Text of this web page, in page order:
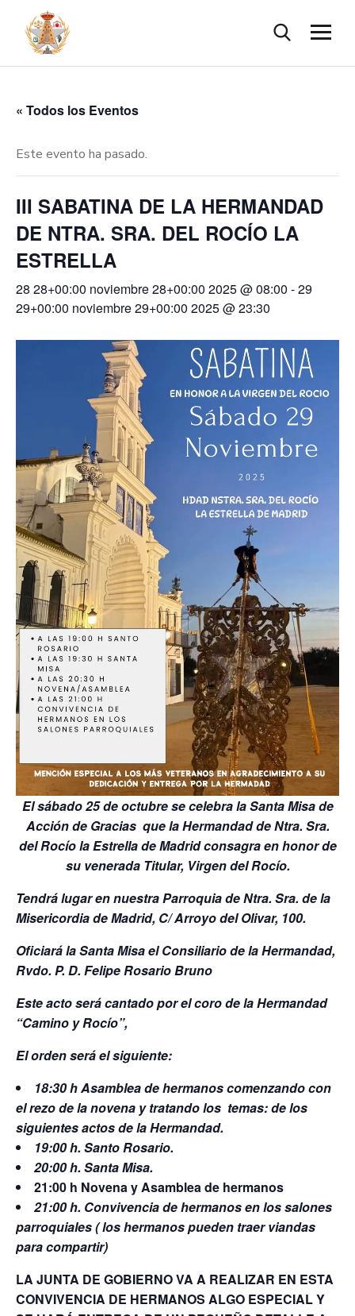
« Todos los Eventos
Este evento ha pasado.
III SABATINA DE LA HERMANDAD
DE NTRA. SRA. DEL ROCÍO LA
ESTRELLA
28 28+00:00 noviembre 28+00:00 2025 @ 08:00 -29
29+00:00 noviembre 29+00:00 2025 @ 23:30
El sábado 25 de octubre se celebra la Santa Misa de
Acción de Gracias que la Hermandad de Ntra. Sra.
del Rocío la Estrella de Madrid consagra en honor de
su venerada Titular, Virgen del Rocío.
Tendrá lugar en nuestra Parroquia de Ntra. Sra. de la
Misericordia de Madrid, C/ Arroyo del Olivar, 100.
Oficiará la Santa Misa el Consiliario de la Hermandad,
Rvdo. P. D. Felipe Rosario Bruno
Este acto será cantado por el coro de la Hermandad
“Camino y Rocío”,
El orden será el siguiente:
18:30 h Asamblea de hermanos comenzando con
el rezo de la novena y tratando los temas: de los
siguientes actos de la Hermandad.
19:00 h. Santo Rosario.
20:00 h. Santa Misa.
21:00 h Novena y Asamblea de hermanos
21:00 h. Convivencia de hermanos en los salones
parroquiales ( los hermanos pueden traer viandas
para compartir)
LA JUNTA DE GOBIERNO VA A REALIZAR EN ESTA
CONVIVENCIA DE HERMANOS ALGO ESPECIAL Y